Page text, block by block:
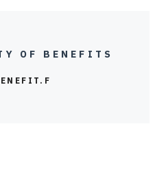
OF BENEFITS